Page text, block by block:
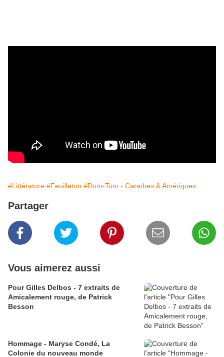
#Littérature #Feuilleton #Dom-Tom - Caraïbes & Amériques
Partager
Vous aimerez aussi
Pour Gilles Delbos - 7 extraits de
Amicalement rouge, de Patrick
Besson
Hommage - Maryse Condé, La
Colonie du nouveau monde